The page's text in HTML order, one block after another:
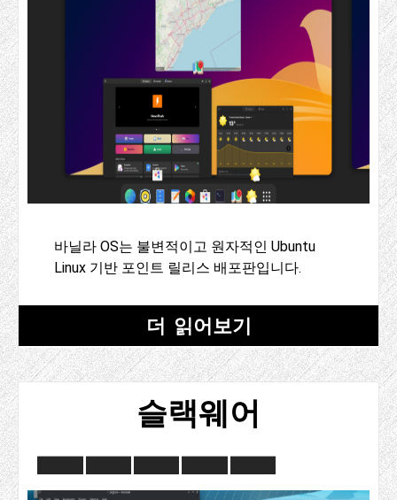
바닐라 OS는 불변적이고 원자적인 Ubuntu
Linux 기반 포인트 릴리스 배포판입니다.
더 읽어보기
슬랙웨어